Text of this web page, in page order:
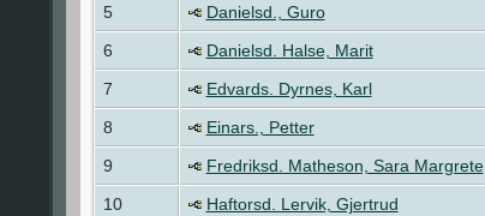
5
Danielsd., Guro
6
Danielsd. Halse, Marit
7
Edvards. Dyrnes, Karl
8
Einars., Petter
9
Fredriksd. Matheson, Sara Margrete
10
Haftorsd. Lervik, Gjertrud